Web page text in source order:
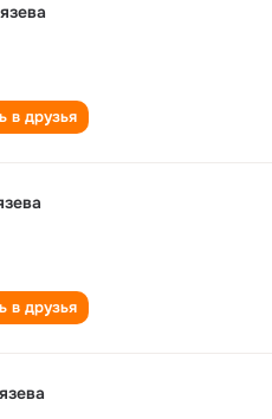
в друзья
в друзья